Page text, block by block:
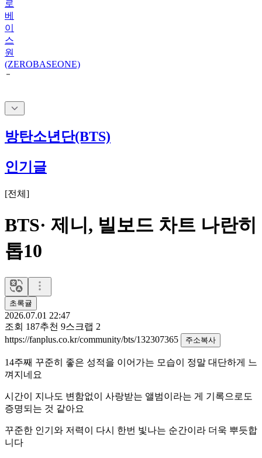
이
스
원
(ZEROBASEONE)
방탄소년단(BTS)
인기글
[전체 ]
BTS· 제니, 빌보드 차트 나란히
톱10
초록귤
2026.07.01 22:47
조회 187추천 9스크랩 2
https://fanplus.co.kr/community/bts/132307365
주소복사
14주째 꾸준히 좋은 성적을 이어가는 모습이 정말 대단하게 느
껴지네요
시간이 지나도 변함없이 사랑받는 앨범이라는 게 기록으로도
증명되는 것 같아요
꾸준한 인기와 저력이 다시 한번 빛나는 순간이라 더욱 뿌듯합
니다